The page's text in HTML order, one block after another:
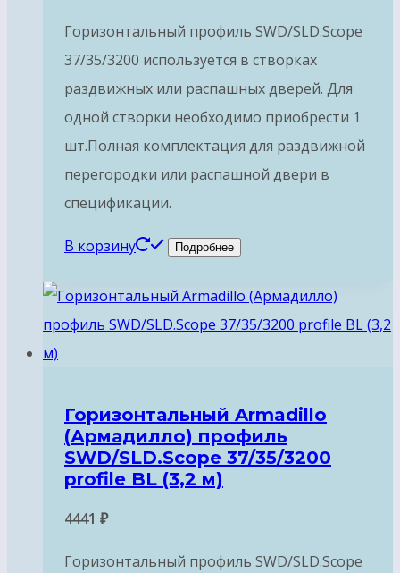
Горизонтальный профиль SWD/SLD.Scope
37/35/3200 используется в створках
раздвижных или распашных дверей. Для
одной створки необходимо приобрести 1
шт.Полная комплектация для раздвижной
перегородки или распашной двери в
спецификации.
В корзину Подробнее
Горизонтальный Armadillo
(Армадилло) профиль
SWD/SLD.Scope 37/35/3200
profile BL (3,2 м)
4441 ₽
Горизонтальный профиль SWD/SLD.Scope